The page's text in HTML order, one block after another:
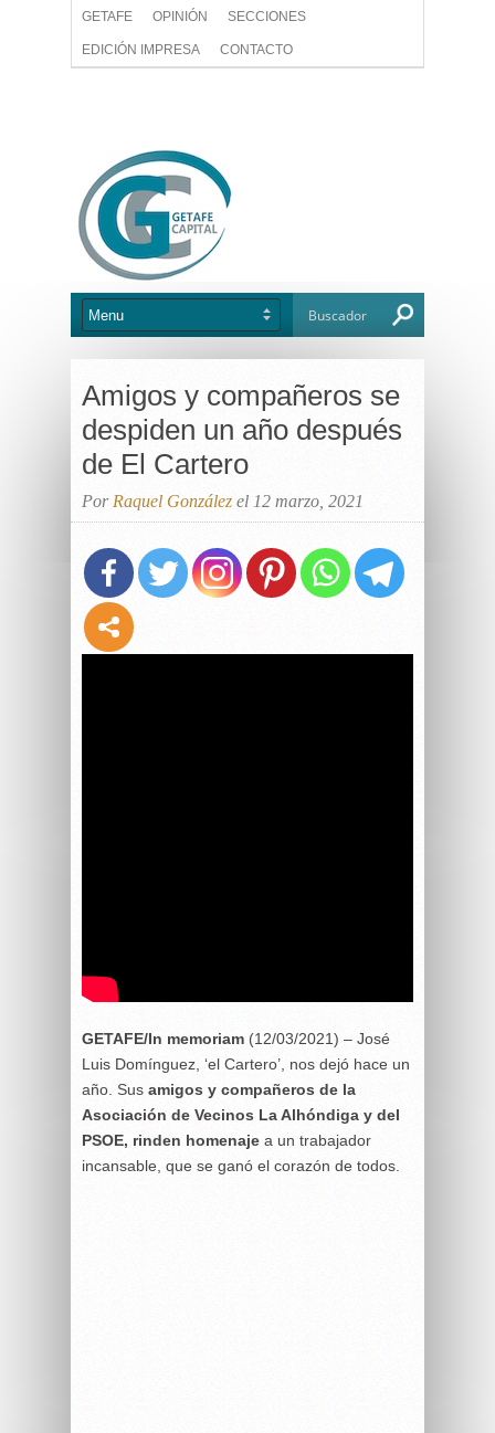
GETAFE OPINIÓN SECCIONES
EDICIÓN IMPRESA CONTACTO
Amigos y compañeros se
despiden un año después
de El Cartero
Por Raquel González el 12 marzo, 2021
GETAFE/In memoriam (12/03/2021) – José
Luis Domínguez, ‘el Cartero’, nos dejó hace un
año. Sus amigos y compañeros de la
Asociación de Vecinos La Alhóndiga y del
PSOE, rinden homenaje a un trabajador
incansable, que se ganó el corazón de todos.